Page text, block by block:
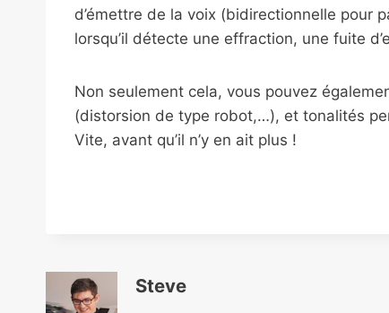
d’émettre de la voix (bidirectionnelle pour
lorsqu’il détecte une effraction, une fuite
Non seulement cela, vous pouvez
(distorsion de type robot,…), et tonalités
Vite, avant qu’il n’y en ait plus !
Steve